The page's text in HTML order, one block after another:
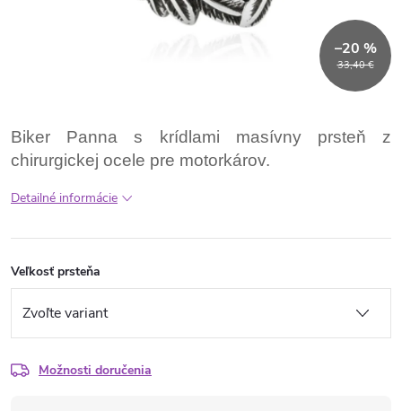
33,40 €
–20 %
Biker Panna s krídlami masívny prsteň z
chirurgickej ocele pre motorkárov.
Detailné informácie
Veľkosť prsteňa
Možnosti doručenia